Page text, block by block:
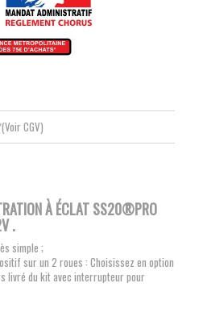
CGV)
À ÉCLAT SS20®PRO
.
simple ;
sur un 2 roues : Choisissez en option
livré du kit avec interrupteur pour